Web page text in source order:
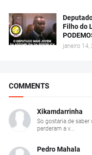
Filho do
janeiro 14,
COMMENTS
Xikamdarrinha
So gostaria de
perderam a v...
Pedro Mahala